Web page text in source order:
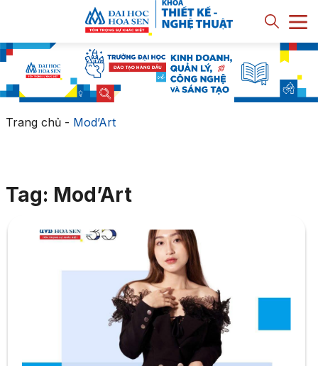
Trang chủ- Mod’Art
Tag: Mod’Art